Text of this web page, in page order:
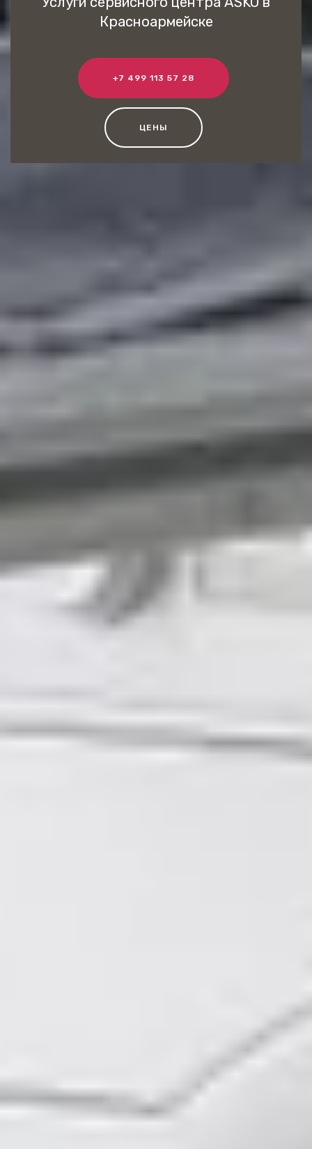
Красноармейске
+7 499 113 57 28
ЦЕНЫ